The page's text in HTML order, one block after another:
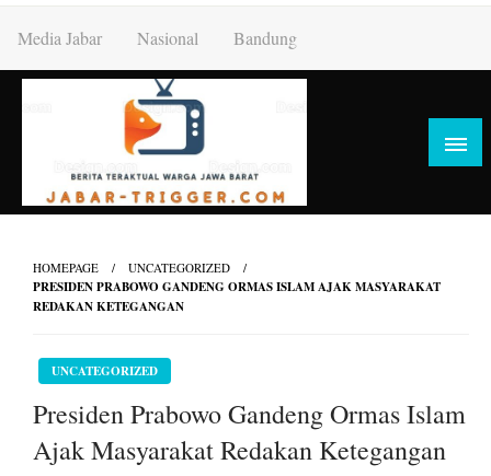
content
Media Jabar Nasional Bandung
HOMEPAGE UNCATEGORIZED
PRESIDEN PRABOWO GANDENG ORMAS ISLAM AJAK MASYARAKAT
REDAKAN KETEGANGAN
UNCATEGORIZED
Presiden Prabowo Gandeng Ormas Islam
Ajak Masyarakat Redakan Ketegangan